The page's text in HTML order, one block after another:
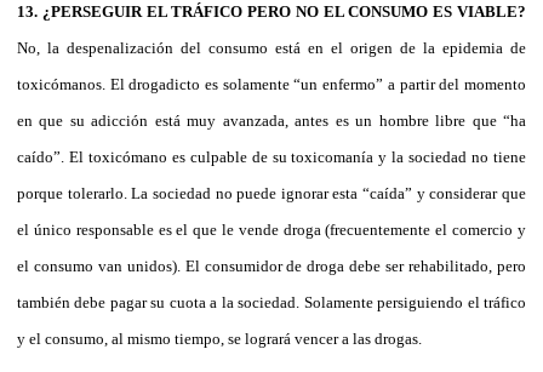
13. ¿PERSEGUIR EL TRÁFICO PERO NO EL CONSUMO ES VIABLE?
No, la despenalización del consumo está en el origen de la epidemia de
toxicómanos. El drogadicto es solamente “un enfermo” a partir del momento
en que su adicción está muy avanzada, antes es un hombre libre que “ha
caído”. El toxicómano es culpable de su toxicomanía y la sociedad no tiene
porque tolerarlo. La sociedad no puede ignorar esta “caída” y considerar que
el único responsable es el que le vende droga (frecuentemente el comercio y
el consumo van unidos). El consumidor de droga debe ser rehabilitado, pero
también debe pagar su cuota a la sociedad. Solamente persiguiendo el tráfico
y el consumo, al mismo tiempo, se logrará vencer a las drogas.